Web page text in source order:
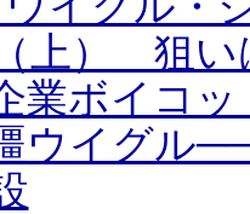
上） 狙
業ボイコ
ウイグル